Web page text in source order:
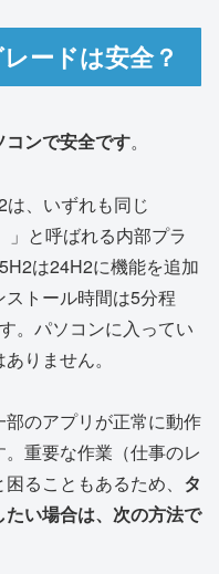
ードは安全？
コンで安全です。
、いずれも同じ
」と呼ばれる内部プラ
は24H2に機能を追加
トール時間は5分程
。パソコンに入ってい
りません。
のアプリが正常に動作
重要な作業（仕事のレ
ることもあるため、 タ
い場合は、次の方法で